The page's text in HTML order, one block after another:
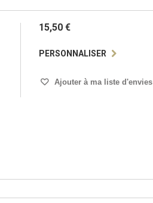
15,50 €
PERSONNALISER
Ajouter à ma liste d'envies